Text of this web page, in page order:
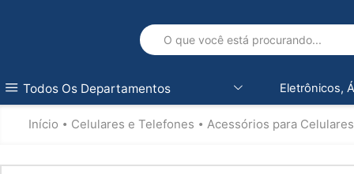
Todos Os Departamentos Eletrônicos,
Início • Celulares e Telefones • Acessórios para Celulares